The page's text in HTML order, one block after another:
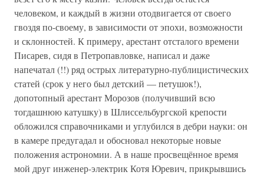
человеком, и каждый в жизни отодвигается от своего
гвоздя по-своему, в зависимости от эпохи, возможности
и склонностей. К примеру, арестант отсталого времени
Писарев, сидя в Петропавловке, написал и даже
напечатал (!!) ряд острых литературно-публицистических
статей (срок у него был детский — петушок!),
допотопный арестант Морозов (получивший всю
тогдашнюю катушку) в Шлиссельбургской крепости
обложился справочниками и углубился в дебри науки: он
в камере предугадал и обосновал некоторые новые
положения астрономии. А в наше просвещённое время
мой друг инженер-электрик Котя Юревич, прикрывшись